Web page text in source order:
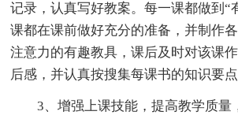
记录，认真写好教案。每一课都做到“
课都在课前做好充分的准备，并制作
注意力的有趣教具，课后及时对该课
后感，并认真按搜集每课书的知识要点
3、增强上课技能，提高教学质量